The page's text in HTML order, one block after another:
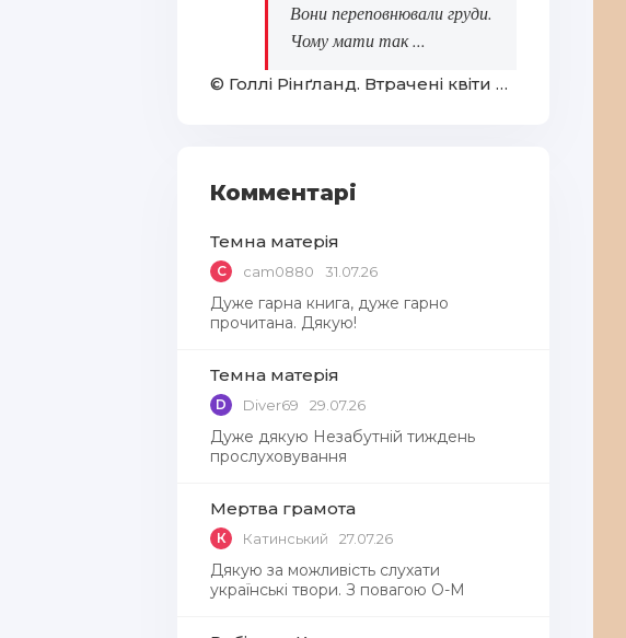
Вони переповнювали груди.
Чому мати так ...
© Голлі Рінґланд. Втрачені квіти Еліс Гарт
Комментарі
Темна матерія
C cam0880 31.07.26
Дуже гарна книга, дуже гарно
прочитана. Дякую!
Темна матерія
D Diver69 29.07.26
Дуже дякую Незабутній тиждень
прослуховування
Мертва грамота
К Катинський 27.07.26
Дякую за можливість слухати
українські твори. З повагою О-М